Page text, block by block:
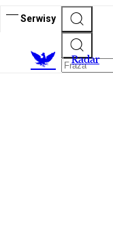
Serwisy
Radar